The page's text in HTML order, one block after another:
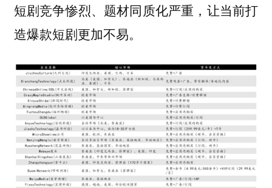
短剧竞争惨烈、题材同质化严重，让当前打
造爆款短剧更加不易。